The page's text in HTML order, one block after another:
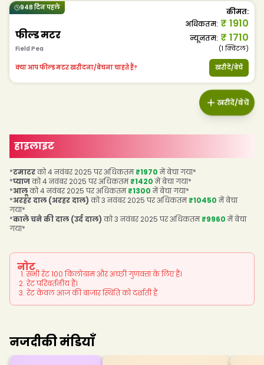
948 दिन पहले
फील्ड मटर
Field Pea
कीमत:
अधिकतम: ₹ 1910
न्यूनतम: ₹ 1710
(1क्विंटल)
क्या आप फील्ड मटर खरीदना/बेचना चाहते हैं? खरीदें/बेचें
खरीदें/बेचें
हाइलाइट
*टमाटरको 4 नवंबर 2025 पर अधिकतम₹1970में बेचा गया*
*प्याजको 4 नवंबर 2025 पर अधिकतम₹1420में बेचा गया*
*आलूको 4 नवंबर 2025 पर अधिकतम₹1300में बेचा गया*
*अरहर दाल (अरहर दाल) को 3 नवंबर 2025 पर अधिकतम₹10450में बेचा
गया*
*काले चने की दाल (उर्द दाल) को 3 नवंबर 2025 पर अधिकतम₹9960में बेचा
गया*
नोट
सभी रेट 100 किलोग्राम और अच्छी गुणवत्ता के लिए हैं।
रेट परिवर्तनीय हैं।
रेट केवल आज की बाजार स्थिति को दर्शाती हैं
नजदीकी मंडियाँ